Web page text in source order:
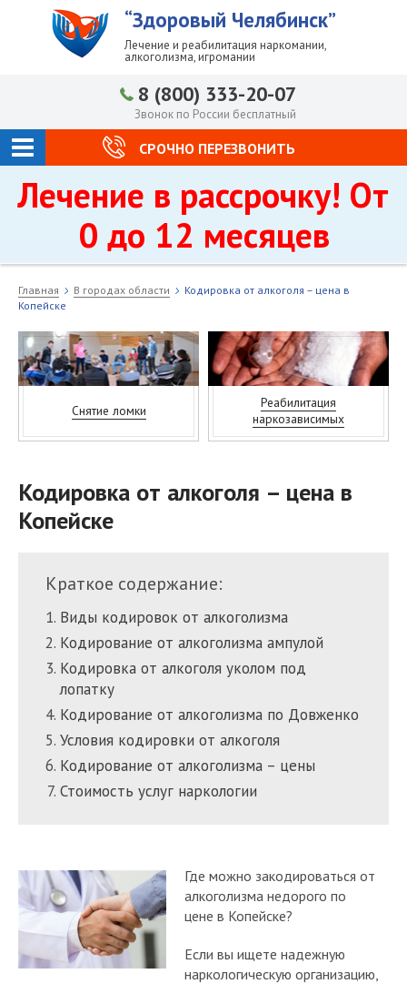
“Здоровый Челябинск”
Лечение и реабилитация наркомании,
алкоголизма, игромании
8 (800) 333-20-07
Звонок по России бесплатный
СРОЧНО ПЕРЕЗВОНИТЬ
Лечение в рассрочку! От
0 до 12 месяцев
Главная В городах области
Кодировка от алкоголя – цена в
Копейске
Снятие ломки
Реабилитация
наркозависимых
Кодировка от алкоголя – цена в
Копейске
Краткое содержание:
Виды кодировок от алкоголизма
Кодирование от алкоголизма ампулой
Кодировка от алкоголя уколом под
лопатку
Кодирование от алкоголизма по Довженко
Условия кодировки от алкоголя
Кодирование от алкоголизма – цены
Стоимость услуг наркологии
Где можно закодироваться от
алкоголизма недорого по
цене в Копейске?
Если вы ищете надежную
наркологическую организацию,